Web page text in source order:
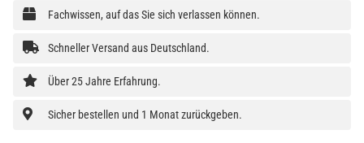
Fachwissen, auf das Sie sich verlassen können.
Schneller Versand aus Deutschland.
Über 25 Jahre Erfahrung.
Sicher bestellen und 1 Monat zurückgeben.